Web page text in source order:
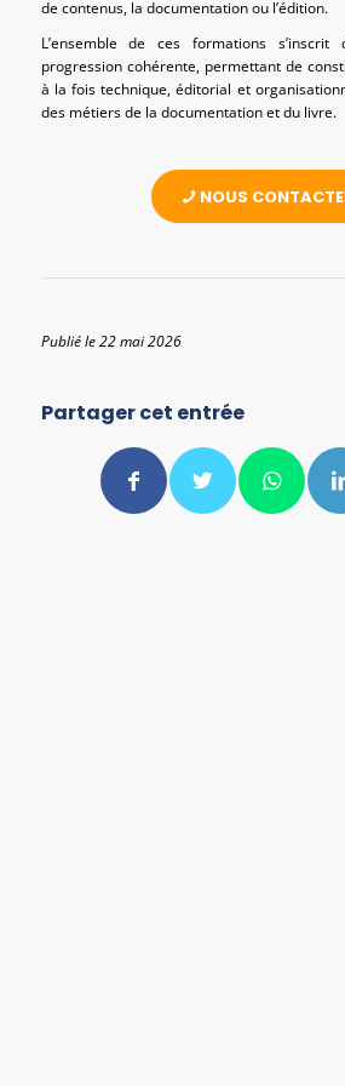
de contenus, la documentation ou l’édition.
L’ensemble de ces formations
progression cohérente, permettant de
à la fois technique, éditorial et
des métiers de la documentation et du livre.
NOUS
Publié le 22 mai 2026
Partager cet entrée